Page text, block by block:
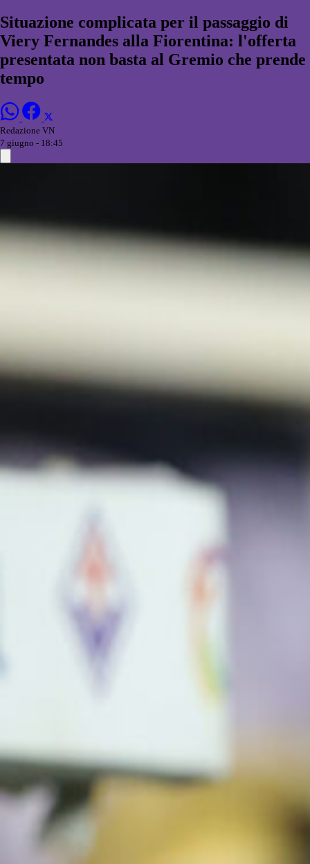
Situazione complicata per il passaggio di
Viery Fernandes alla Fiorentina: l'offerta
presentata non basta al Gremio che prende
tempo
Redazione VN
7 giugno - 18:45